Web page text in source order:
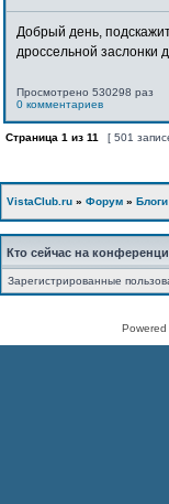
Добрый день,
дроссельной заслонки
Просмотрено 530298 раз
0 комментариев
Страница 1 из 11 [ 501
VistaClub.ru » Форум » Блоги
Кто сейчас на
Зарегистрированные